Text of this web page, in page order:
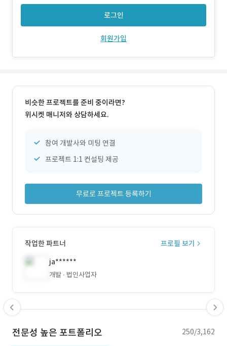
로그인
회원가입
비슷한 프로젝트를 준비 중이라면?
위시켓 매니저와 상담하세요.
참여 개발사와 미팅 연결
프로젝트 1:1 컨설팅 제공
무료로 프로젝트 등록하기
작업한 파트너
프로필 보기
ja******
개발 법인사업자
전문성 높은 포트폴리오 250/3,162